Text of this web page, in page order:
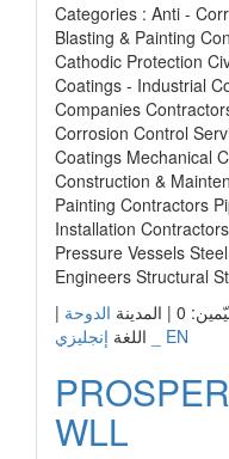
Categories : Anti -
Blasting & Painting
Cathodic Protection
Coatings - Industrial
Companies
Corrosion Control
Coatings Mechanical
Construction &
Painting Contractors
Installation
Pressure Vessels
Engineers Structural
الدوحة |
اللغة إنجليزي _ EN
WLL